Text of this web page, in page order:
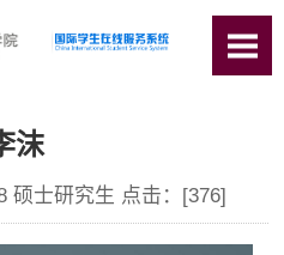
沫
硕士研究生 点击：[376]